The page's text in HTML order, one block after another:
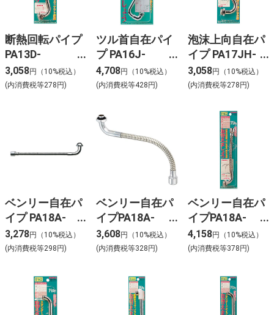
断熱回転パイプ
PA13D-
60×-16×170
3,058円（10%税込）
(内消費税等278円)
ツル首自在パイ
プ PA16J-
60×-16
4,708円（10%税込）
(内消費税等428円)
泡沫上向自在パ
イプ PA17JH-
60×-16×170
3,058円（10%税込）
(内消費税等278円)
ベンリー自在パ
イプ PA18A-
76X2-16X240
3,278円（10%税込）
(内消費税等298円)
ベンリー自在パ
イプPA18A-
76X3-16
3,608円（10%税込）
(内消費税等328円)
ベンリー自在パ
イプPA18A-
76X4-16
4,158円（10%税込）
(内消費税等378円)